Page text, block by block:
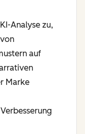
Analyse zu,
auf
Marke